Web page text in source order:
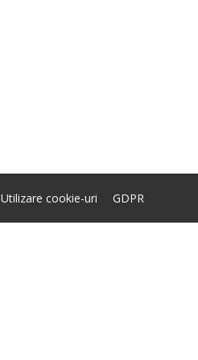
Utilizare cookie-uri GDPR